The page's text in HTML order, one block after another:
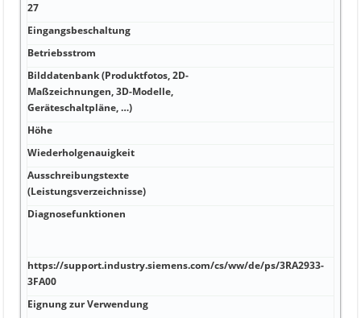
27
Eingangsbeschaltung
Betriebsstrom
Bilddatenbank (Produktfotos, 2D-
Maßzeichnungen, 3D-Modelle,
Geräteschaltpläne, …)
Höhe
Wiederholgenauigkeit
Ausschreibungstexte
(Leistungsverzeichnisse)
Diagnosefunktionen
https://support.industry.siemens.com/cs/ww/de/ps/3RA2933-
3FA00
Eignung zur Verwendung